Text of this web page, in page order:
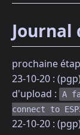
Journal
prochaine
23-10-20 :
d'upload :
A
connect to
22-10-20 :